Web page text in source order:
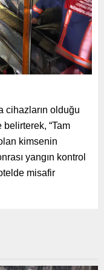
cihazların olduğu
belirterek, “Tam
kimsenin
yangın kontrol
misafir